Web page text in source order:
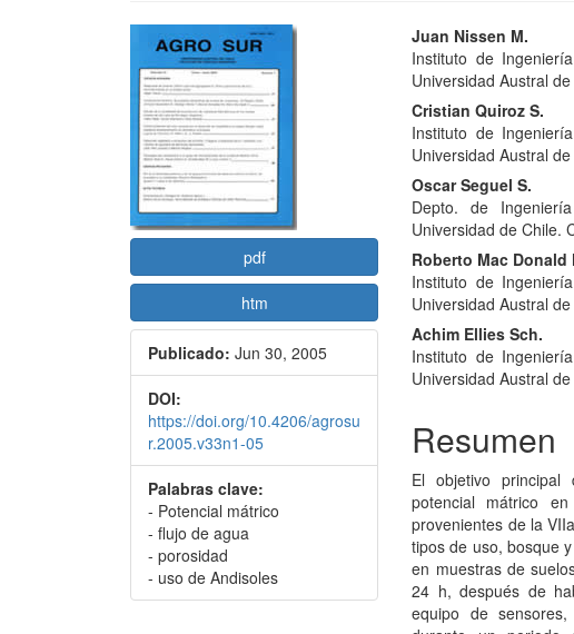
Barra
lateral
del
artículo
pdf
htm
Publicado: Jun 30, 2005
DOI:
https://doi.org/10.4206/agrosu
r.2005.v33n1-05
Palabras clave:
- Potencial mátrico
- flujo de agua
- porosidad
- uso de Andisoles
Contenido
principal
del
artículo
Juan Nissen M.
Instituto de
Universidad Austral
Cristian Quiroz S.
Instituto de
Universidad Austral
Oscar Seguel S.
Depto. de
Universidad de Chile.
Roberto Mac Donald
Instituto de
Universidad Austral
Achim Ellies Sch.
Instituto de
Universidad Austral
Resumen
El objetivo
potencial mátrico
provenientes de la
tipos de uso, bosque
en muestras de
24 h, después de
equipo de